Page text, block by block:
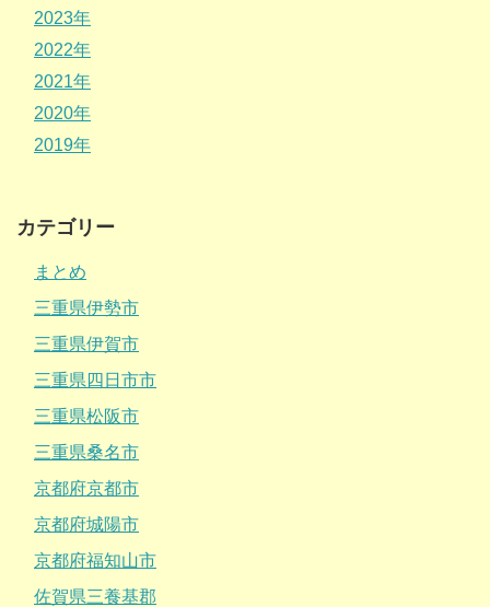
2023年
2022年
2021年
2020年
2019年
カテゴリー
まとめ
三重県伊勢市
三重県伊賀市
三重県四日市市
三重県松阪市
三重県桑名市
京都府京都市
京都府城陽市
京都府福知山市
佐賀県三養基郡